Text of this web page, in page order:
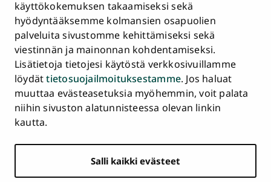
käyttökokemuksen takaamiseksi sekä
hyödyntääksemme kolmansien osapuolien
palveluita sivustomme kehittämiseksi sekä
viestinnän ja mainonnan kohdentamiseksi.
Lisätietoja tietojesi käytöstä verkkosivuillamme
löydättietosuojailmoituksestamme. Jos haluat
muuttaa evästeasetuksia myöhemmin, voit palata
niihin sivuston alatunnisteessa olevan linkin
kautta.
Salli kaikki evästeet
Väärinkäytösepäilyt
Saavutettavuusseloste
Palaute
Intranet ja sähköiset työkalut
Evästeasetukset
Päävalikko
alatunnisteessa
ETUSIVU
Turun
yliopisto
Facebookissa
Turun
yliopisto
Instagramissa
TurunTurunTurunTurun